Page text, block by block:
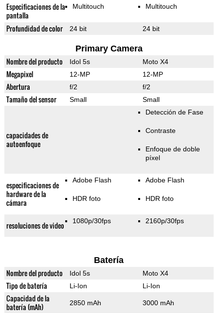
Especificaciones de la
pantalla
Multitouch Multitouch
Profundidad de color 24 bit 24 bit
Primary Camera
Nombre del producto Idol 5s Moto X4
Megapixel 12-MP 12-MP
Abertura f/2 f/2
Tamaño del sensor Small Small
capacidades de
autoenfoque
Detección de Fase
Contraste
Enfoque de doble
píxel
especificaciones de
hardware de la
cámara
Adobe Flash
HDR foto
Adobe Flash
HDR foto
resoluciones de video 1080p/30fps 2160p/30fps
Batería
Nombre del producto Idol 5s Moto X4
Tipo de batería Li-Ion Li-Ion
Capacidad de la
batería (mAh)
2850 mAh 3000 mAh